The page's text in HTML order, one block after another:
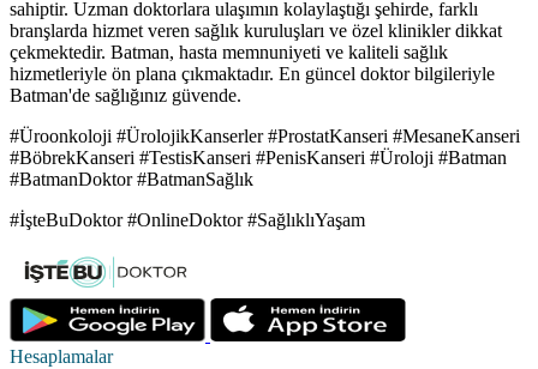
sahiptir. Uzman doktorlara ulaşımın kolaylaştığı şehirde, farklı
branşlarda hizmet veren sağlık kuruluşları ve özel klinikler dikkat
çekmektedir. Batman, hasta memnuniyeti ve kaliteli sağlık
hizmetleriyle ön plana çıkmaktadır. En güncel doktor bilgileriyle
Batman'de sağlığınız güvende.
#Üroonkoloji #ÜrolojikKanserler #ProstatKanseri #MesaneKanseri
#BöbrekKanseri #TestisKanseri #PenisKanseri #Üroloji #Batman
#BatmanDoktor #BatmanSağlık
#İşteBuDoktor #OnlineDoktor #SağlıklıYaşam
Hesaplamalar